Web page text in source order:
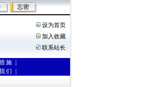
设为首页
加入收藏
联系站长
施
们 |